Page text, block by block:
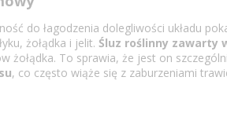
do łagodzenia dolegliwości układu
żołądka i jelit. Śluz roślinny zawarty
żołądka. To sprawia, że jest on
, co często wiąże się z zaburzeniami